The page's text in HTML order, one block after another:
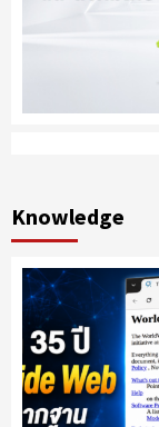
Knowledge